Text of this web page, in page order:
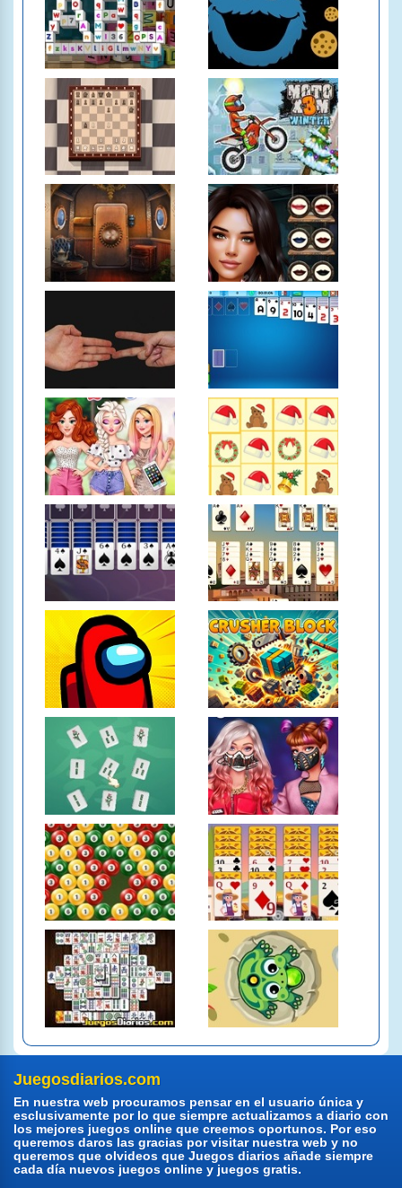
Juegosdiarios.com
En nuestra web procuramos pensar en el usuario única y
esclusivamente por lo que siempre actualizamos a diario con
los mejores juegos online que creemos oportunos. Por eso
queremos daros las gracias por visitar nuestra web y no
queremos que olvideos que Juegos diarios añade siempre
cada día nuevos juegos online y juegos gratis.